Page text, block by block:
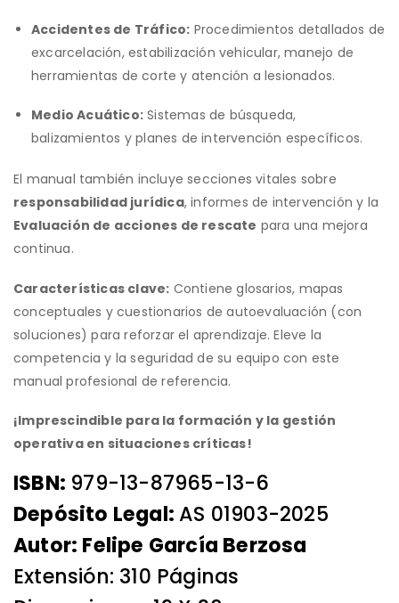
Accidentes de Tráfico: Procedimientos detallados de
excarcelación, estabilización vehicular, manejo de
herramientas de corte y atención a lesionados.
Medio Acuático: Sistemas de búsqueda,
balizamientos y planes de intervención específicos.
El manual también incluye secciones vitales sobre
responsabilidad jurídica, informes de intervención y la
Evaluación de acciones de rescate para una mejora
continua.
Características clave: Contiene glosarios, mapas
conceptuales y cuestionarios de autoevaluación (con
soluciones) para reforzar el aprendizaje. Eleve la
competencia y la seguridad de su equipo con este
manual profesional de referencia.
¡Imprescindible para la formación y la gestión
operativa en situaciones críticas!
ISBN: 979-13-87965-13-6
Depósito Legal: AS 01903-2025
Autor: Felipe García Berzosa
Extensión: 310 Páginas